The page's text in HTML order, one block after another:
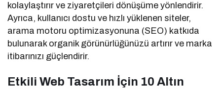
kolaylaştırır ve ziyaretçileri dönüşüme yönlendirir.
Ayrıca, kullanıcı dostu ve hızlı yüklenen siteler,
arama motoru optimizasyonuna (SEO) katkıda
bulunarak organik görünürlüğünüzü artırır ve marka
itibarınızı güçlendirir.
Etkili Web Tasarım İçin 10 Altın